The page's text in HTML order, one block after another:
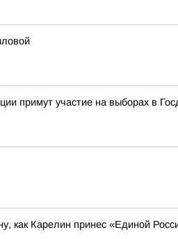
примут участие на выборах в
как Карелин принес «Единой